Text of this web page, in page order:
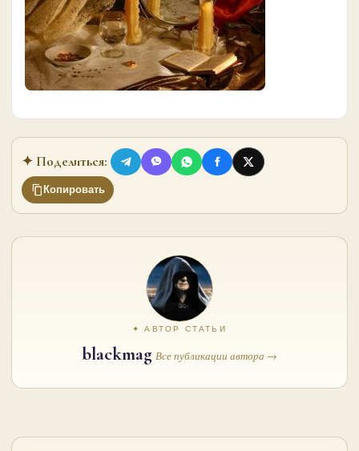
✦ Поделиться:
Копировать
✦ АВТОР СТАТЬИ
blackmag Все публикации автора →